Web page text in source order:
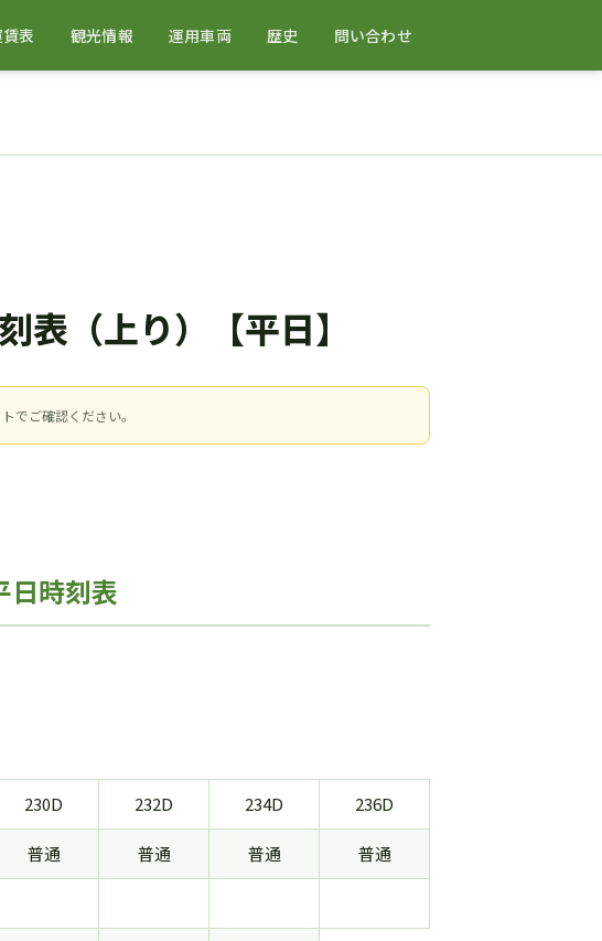
表 観光情報 運用車両 歴史 問い合わせ
表（上り）【平日】
でご確認ください。
時刻表
230D 232D 234D 236D
普通 普通 普通 普通